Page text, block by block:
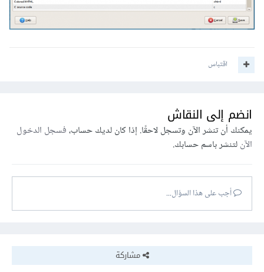
اقتباس
انضم إلى النقاش
يمكنك أن تنشر الآن وتسجل لاحقًا. إذا كان لديك حساب،فسجل الدخول
الآنلتنشر باسم حسابك.
أجب على هذا السؤال...
مشاركة